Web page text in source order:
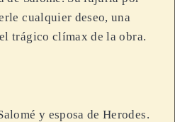
cualquier deseo, una
trágico clímax de la obra.
y esposa de Herodes.